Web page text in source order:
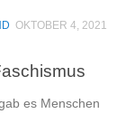
OKTOBER 4, 2021
es Menschen